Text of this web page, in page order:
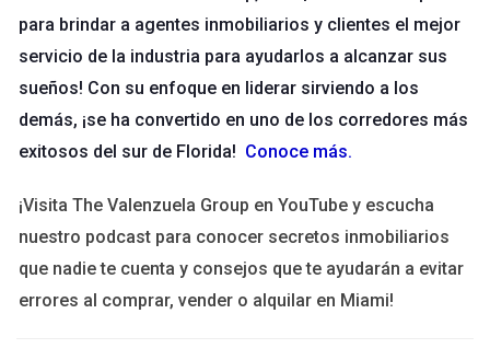
Divulgación Obligatoria
La divulgación obligatoria varía según la jurisdicción, pero
generalmente incluye:
Condiciones ambientales adversas.
Cualquier litigio pendiente relacionado con la propiedad.
Es esencial que los vendedores sean transparentes en cuanto
a estos aspectos; al omitir información relevante, pueden
para brindar a agentes inmobiliarios y clientes el mejor
servicio de la industria para ayudarlos a alcanzar sus
sueños! Con su enfoque en liderar sirviendo a los
demás, ¡se ha convertido en uno de los corredores más
exitosos del sur de Florida! Conoce más.
¡Visita The Valenzuela Group en YouTube y escucha
nuestro podcast para conocer secretos inmobiliarios
que nadie te cuenta y consejos que te ayudarán a evitar
errores al comprar, vender o alquilar en Miami!